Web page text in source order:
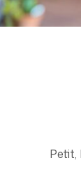
Petit,